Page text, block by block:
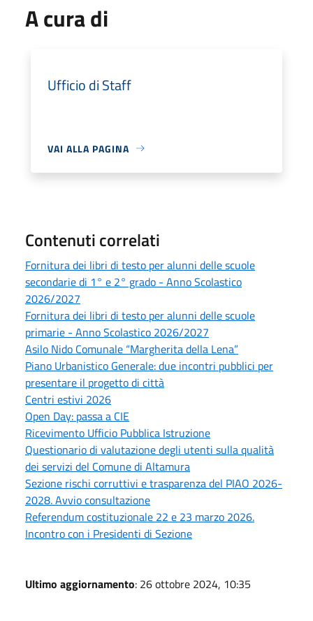
A cura di
Ufficio di Staff
VAI ALLA PAGINA
Contenuti correlati
Fornitura dei libri di testo per alunni delle scuole
secondarie di 1° e 2° grado - Anno Scolastico
2026/2027
Fornitura dei libri di testo per alunni delle scuole
primarie - Anno Scolastico 2026/2027
Asilo Nido Comunale “Margherita della Lena”
Piano Urbanistico Generale: due incontri pubblici per
presentare il progetto di città
Centri estivi 2026
Open Day: passa a CIE
Ricevimento Ufficio Pubblica Istruzione
Questionario di valutazione degli utenti sulla qualità
dei servizi del Comune di Altamura
Sezione rischi corruttivi e trasparenza del PIAO 2026-
2028. Avvio consultazione
Referendum costituzionale 22 e 23 marzo 2026.
Incontro con i Presidenti di Sezione
Ultimo aggiornamento: 26 ottobre 2024, 10:35